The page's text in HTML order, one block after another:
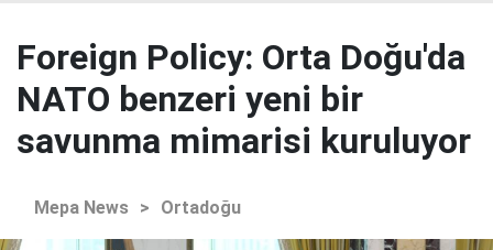
Foreign Policy: Orta Doğu'da
NATO benzeri yeni bir
savunma mimarisi kuruluyor
Mepa News > Ortadoğu